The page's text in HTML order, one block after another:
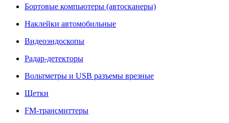
Бортовые компьютеры (автосканеры)
Наклейки автомобильные
Видеоэндоскопы
Радар-детекторы
Вольтметры и USB разъемы врезные
Щетки
FM-трансмиттеры